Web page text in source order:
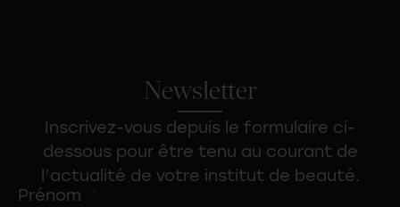
Newsletter
Inscrivez-vous depuis le formulaire ci-
dessous pour être tenu au courant de
l’actualité de votre institut de beauté.
Prénom